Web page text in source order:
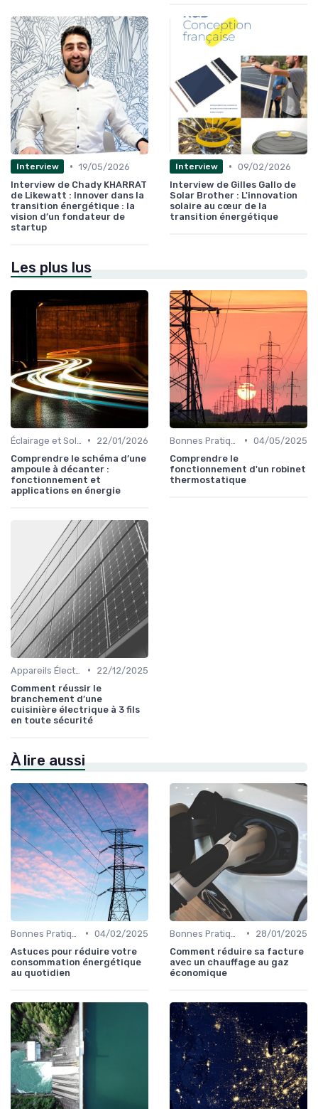
Interview • 19/05/2026
Interview de Chady KHARRAT
de Likewatt : Innover dans la
transition énergétique : la
vision d’un fondateur de
startup
Interview • 09/02/2026
Interview de Gilles Gallo de
Solar Brother : L'innovation
solaire au cœur de la
transition énergétique
Les plus lus
•
22/01/2026
Comprendre le schéma d’une
ampoule à décanter :
fonctionnement et
applications en énergie
• 04/05/2025
Comprendre le
fonctionnement d'un robinet
thermostatique
•
22/12/2025
Comment réussir le
branchement d’une
cuisinière électrique à 3 fils
en toute sécurité
À lire aussi
• 04/02/2025
Astuces pour réduire votre
consommation énergétique
au quotidien
•
28/01/2025
Comment réduire sa facture
avec un chauffage au gaz
économique